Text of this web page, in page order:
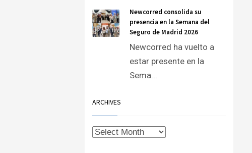
Newcorred consolida su
presencia en la Semana del
Seguro de Madrid 2026
Newcorred ha vuelto a
estar presente en la
Sema...
ARCHIVES